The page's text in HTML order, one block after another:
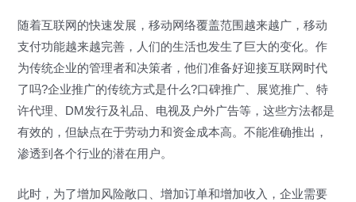
随着互联网的快速发展，移动网络覆盖范围越来越广，移动
支付功能越来越完善，人们的生活也发生了巨大的变化。作
为传统企业的管理者和决策者，他们准备好迎接互联网时代
了吗?企业推广的传统方式是什么?口碑推广、展览推广、特
许代理、DM发行及礼品、电视及户外广告等，这些方法都是
有效的，但缺点在于劳动力和资金成本高。不能准确推出，
渗透到各个行业的潜在用户。
此时，为了增加风险敞口、增加订单和增加收入，企业需要